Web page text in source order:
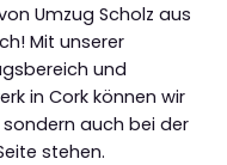
Umzug Scholz aus
Mit unserer
und
in Cork können wir
auch bei der
stehen.